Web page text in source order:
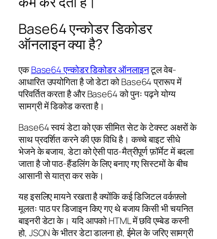
Base64 एन्कोडर डिकोडर
ऑनलाइन क्या है?
एकBase64 एन्कोडर डिकोडर ऑनलाइनटूल वेब-
आधारित उपयोगिता है जो डेटा को Base64 प्रारूप में
परिवर्तित करता है और Base64 को पुनः पढ़ने योग्य
सामग्री में डिकोड करता है।
Base64 स्वयं डेटा को एक सीमित सेट के टेक्स्ट अक्षरों के
साथ प्रदर्शित करने की एक विधि है। कच्चे बाइट सीधे
भेजने के बजाय, डेटा को ऐसी पाठ-मैत्रीपूर्ण फ़ॉर्मेट में बदला
जाता है जो पाठ-हैंडलिंग के लिए बनाए गए सिस्टमों के बीच
आसानी से यात्रा कर सके।
यह इसलिए मायने रखता है क्योंकि कई डिजिटल वर्कफ़्लो
मूलतः पाठ पर डिजाइन किए गए थे बजाय किसी भी चयनित
बाइनरी डेटा के। यदि आपको HTML में छवि एम्बेड करनी
हो, JSON के भीतर डेटा डालना हो, ईमेल के जरिए सामग्री